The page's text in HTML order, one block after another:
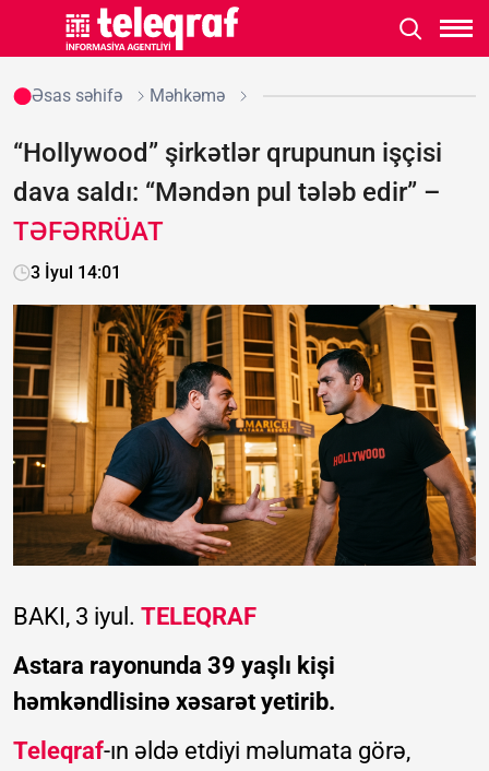
Əsas səhifə Məhkəmə
“Hollywood” şirkətlər qrupunun işçisi
dava saldı: “Məndən pul tələb edir” –
TƏFƏRRÜAT
3 İyul 14:01
BAKI, 3 iyul. TELEQRAF
Astara rayonunda 39 yaşlı kişi
həmkəndlisinə xəsarət yetirib.
Teleqraf-ın əldə etdiyi məlumata görə,